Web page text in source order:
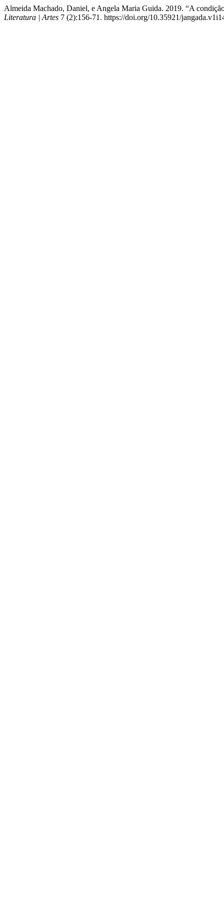
Almeida Machado, Daniel, e Angela Maria Guida. 2019. “A
Literatura | Artes 7 (2):156-71. https://doi.org/10.35921/